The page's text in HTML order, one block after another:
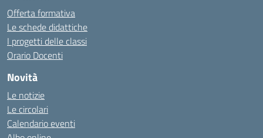
Offerta formativa
Le schede didattiche
I progetti delle classi
Orario Docenti
Novità
Le notizie
Le circolari
Calendario eventi